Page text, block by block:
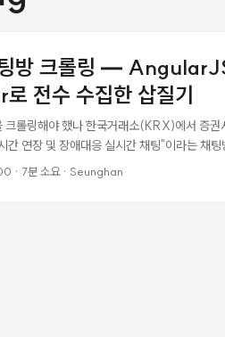
방 크롤링 —
전수 수집한 삽질기
롤링해야 했나 한국거래소(KRX)에서 증
간 연장 및 장애대응 실시간 채팅"이라는 채
제는 이 Q&A 내역을 체계적으로 관리할
· 7분 소요· Seunghan